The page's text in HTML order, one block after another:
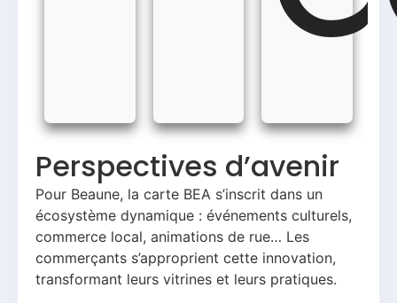
Perspectives d’avenir
Pour Beaune, la carte BEA s’inscrit dans un
écosystème dynamique : événements culturels,
commerce local, animations de rue… Les
commerçants s’approprient cette innovation,
transformant leurs vitrines et leurs pratiques.